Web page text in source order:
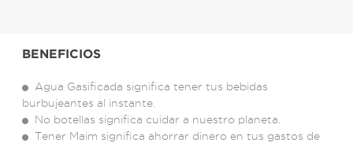
BENEFICIOS
Agua Gasificada significa tener tus bebidas
burbujeantes al instante.
No botellas significa cuidar a nuestro planeta.
Tener Maim significa ahorrar dinero en tus gastos de